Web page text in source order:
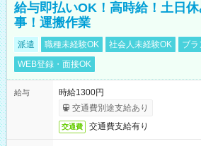
給与即払いOK！高時給！土日
事！運搬作業
派遣 職種未経験OK 社会人未経験OK
ブラ
WEB登録・面接OK
給与
時給1300円
交通費別途支給あり
交通費 交通費支給有り